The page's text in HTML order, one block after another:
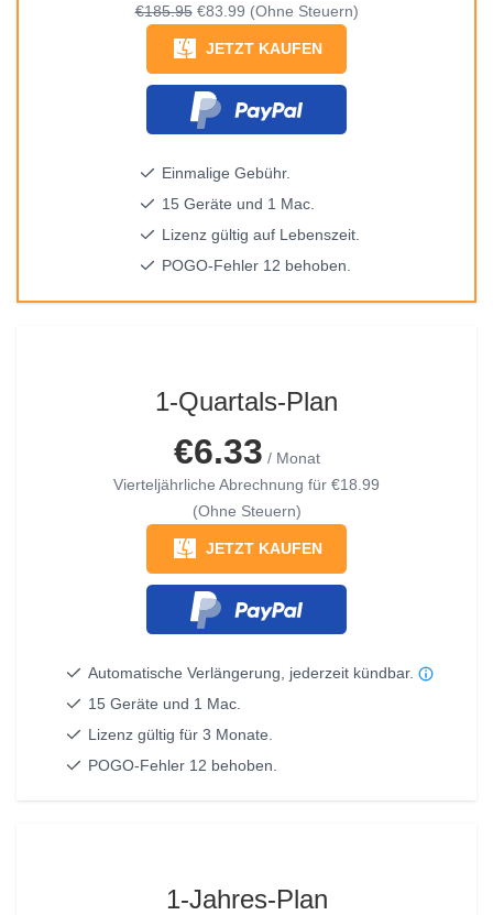
€185.95 €83.99 (Ohne Steuern)
JETZT KAUFEN
Einmalige Gebühr.
15 Geräte und 1 Mac.
Lizenz gültig auf Lebenszeit.
POGO-Fehler 12 behoben.
1-Quartals-Plan
€6.33 / Monat
Vierteljährliche Abrechnung für €18.99
(Ohne Steuern)
JETZT KAUFEN
Automatische Verlängerung, jederzeit kündbar.
15 Geräte und 1 Mac.
Lizenz gültig für 3 Monate.
POGO-Fehler 12 behoben.
1-Jahres-Plan